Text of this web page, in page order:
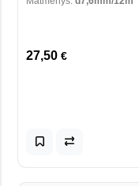
27,50 €